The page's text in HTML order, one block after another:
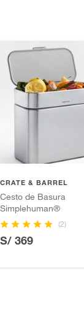
diferentes,
tienen:
productos
tecnología,
suplementos
CRATE & BARREL
Cesto de Basura
Simplehuman®
(2)
S/ 369